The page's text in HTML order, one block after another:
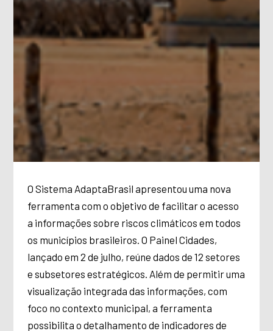
O Sistema AdaptaBrasil apresentou uma nova
ferramenta com o objetivo de facilitar o acesso
a informações sobre riscos climáticos em todos
os municípios brasileiros. O Painel Cidades,
lançado em 2 de julho, reúne dados de 12 setores
e subsetores estratégicos. Além de permitir uma
visualização integrada das informações, com
foco no contexto municipal, a ferramenta
possibilita o detalhamento de indicadores de